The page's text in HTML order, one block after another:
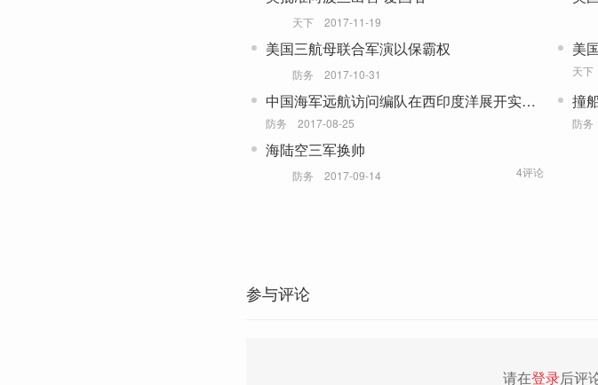
天下 2017-11-19
美国三航母联合军演以保霸权
防务 2017-10-31
美
天下
中国海军远航访问编队在西印度洋展开实弹
演练
防务 2017-08-25
撞
改”
防务
海陆空三军换帅
防务 2017-09-14 4评论
参与评论
请在登录后评